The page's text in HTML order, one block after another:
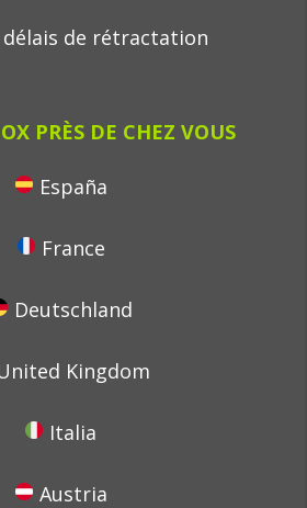
de rétractation
PRÈS DE CHEZ VOUS
España
France
Deutschland
Kingdom
Italia
Austria